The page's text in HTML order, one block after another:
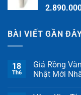
BÀI VIẾT GẦN
18
Th6
Giá Rồng
Nhật Mới